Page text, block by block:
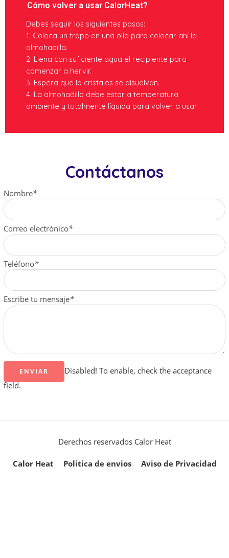
Cómo volver a usar CalorHeat?
Debes seguir los siguientes pasos:
1. Coloca un trapo en una olla para colocar ahí la
almohadilla.
2. Llena con suficiente agua el recipiente para
comenzar a hervir.
3. Espera que lo cristales se disuelvan.
4. La almohadilla debe estar a temperatura
ambiente y totalmente líquida para volver a usar.
Contáctanos
Nombre*
Correo electrónico*
Teléfono*
Escribe tu mensaje*
Disabled! To enable, check the acceptance
field.
Derechos reservados Calor Heat
Calor Heat Politica de envios Aviso de Privacidad